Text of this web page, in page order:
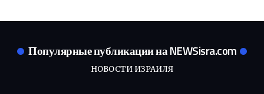
Популярные публикации на NEWSisra.com
НОВОСТИ ИЗРАИЛЯ